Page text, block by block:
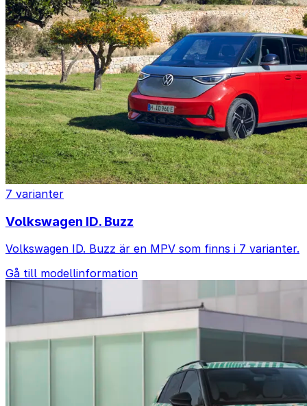
7 varianter
Volkswagen ID. Buzz
Volkswagen ID. Buzz är en MPV som finns i 7 varianter.
Gå till modellinformation